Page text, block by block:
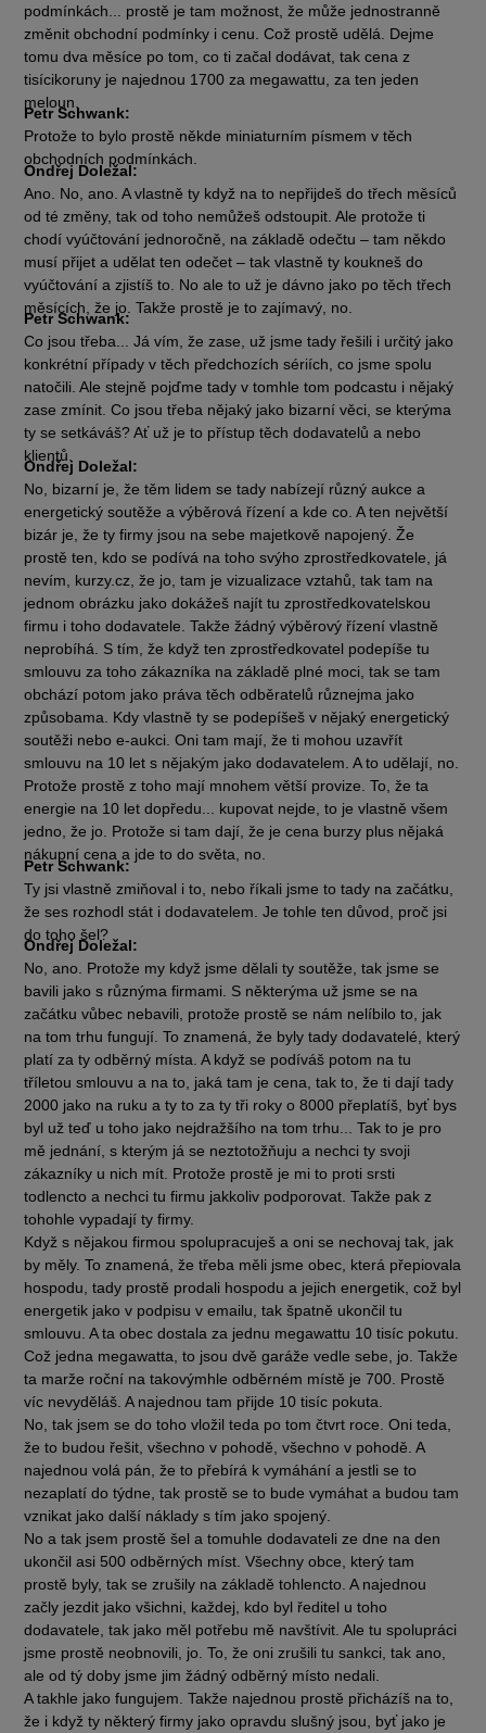
podmínkách... prostě je tam možnost, že může jednostranně
změnit obchodní podmínky i cenu. Což prostě udělá. Dejme
tomu dva měsíce po tom, co ti začal dodávat, tak cena z
tisícikoruny je najednou 1700 za megawattu, za ten jeden
meloun.
Petr Schwank:
Protože to bylo prostě někde miniaturním písmem v těch
obchodních podmínkách.
Ondřej Doležal:
Ano. No, ano. A vlastně ty když na to nepřijdeš do třech měsíců
od té změny, tak od toho nemůžeš odstoupit. Ale protože ti
chodí vyúčtování jednoročně, na základě odečtu – tam někdo
musí přijet a udělat ten odečet – tak vlastně ty koukneš do
vyúčtování a zjistíš to. No ale to už je dávno jako po těch třech
měsících, že jo. Takže prostě je to zajímavý, no.
Petr Schwank:
Co jsou třeba... Já vím, že zase, už jsme tady řešili i určitý jako
konkrétní případy v těch předchozích sériích, co jsme spolu
natočili. Ale stejně pojďme tady v tomhle tom podcastu i nějaký
zase zmínit. Co jsou třeba nějaký jako bizarní věci, se kterýma
ty se setkáváš? Ať už je to přístup těch dodavatelů a nebo
klientů.
Ondřej Doležal:
No, bizarní je, že těm lidem se tady nabízejí různý aukce a
energetický soutěže a výběrová řízení a kde co. A ten největší
bizár je, že ty firmy jsou na sebe majetkově napojený. Že
prostě ten, kdo se podívá na toho svýho zprostředkovatele, já
nevím, kurzy.cz, že jo, tam je vizualizace vztahů, tak tam na
jednom obrázku jako dokážeš najít tu zprostředkovatelskou
firmu i toho dodavatele. Takže žádný výběrový řízení vlastně
neprobíhá. S tím, že když ten zprostředkovatel podepíše tu
smlouvu za toho zákazníka na základě plné moci, tak se tam
obchází potom jako práva těch odběratelů různejma jako
způsobama. Kdy vlastně ty se podepíšeš v nějaký energetický
soutěži nebo e-aukci. Oni tam mají, že ti mohou uzavřít
smlouvu na 10 let s nějakým jako dodavatelem. A to udělají, no.
Protože prostě z toho mají mnohem větší provize. To, že ta
energie na 10 let dopředu... kupovat nejde, to je vlastně všem
jedno, že jo. Protože si tam dají, že je cena burzy plus nějaká
nákupní cena a jde to do světa, no.
Petr Schwank:
Ty jsi vlastně zmiňoval i to, nebo říkali jsme to tady na začátku,
že ses rozhodl stát i dodavatelem. Je tohle ten důvod, proč jsi
do toho šel?
Ondřej Doležal:
No, ano. Protože my když jsme dělali ty soutěže, tak jsme se
bavili jako s různýma firmami. S některýma už jsme se na
začátku vůbec nebavili, protože prostě se nám nelíbilo to, jak
na tom trhu fungují. To znamená, že byly tady dodavatelé, který
platí za ty odběrný místa. A když se podíváš potom na tu
tříletou smlouvu a na to, jaká tam je cena, tak to, že ti dají tady
2000 jako na ruku a ty to za ty tři roky o 8000 přeplatíš, byť bys
byl už teď u toho jako nejdražšího na tom trhu... Tak to je pro
mě jednání, s kterým já se neztotožňuju a nechci ty svoji
zákazníky u nich mít. Protože prostě je mi to proti srsti
todlencto a nechci tu firmu jakkoliv podporovat. Takže pak z
tohohle vypadají ty firmy.
Když s nějakou firmou spolupracuješ a oni se nechovaj tak, jak
by měly. To znamená, že třeba měli jsme obec, která přepiovala
hospodu, tady prostě prodali hospodu a jejich energetik, což byl
energetik jako v podpisu v emailu, tak špatně ukončil tu
smlouvu. A ta obec dostala za jednu megawattu 10 tisíc pokutu.
Což jedna megawatta, to jsou dvě garáže vedle sebe, jo. Takže
ta marže roční na takovýmhle odběrném místě je 700. Prostě
víc nevyděláš. A najednou tam přijde 10 tisíc pokuta.
No, tak jsem se do toho vložil teda po tom čtvrt roce. Oni teda,
že to budou řešit, všechno v pohodě, všechno v pohodě. A
najednou volá pán, že to přebírá k vymáhání a jestli se to
nezaplatí do týdne, tak prostě se to bude vymáhat a budou tam
vznikat jako další náklady s tím jako spojený.
No a tak jsem prostě šel a tomuhle dodavateli ze dne na den
ukončil asi 500 odběrných míst. Všechny obce, který tam
prostě byly, tak se zrušily na základě tohlencto. A najednou
začly jezdit jako všichni, každej, kdo byl ředitel u toho
dodavatele, tak jako měl potřebu mě navštívit. Ale tu spolupráci
jsme prostě neobnovili, jo. To, že oni zrušili tu sankci, tak ano,
ale od tý doby jsme jim žádný odběrný místo nedali.
A takhle jako fungujem. Takže najednou prostě přicházíš na to,
že i když ty některý firmy jako opravdu slušný jsou, byť jako je